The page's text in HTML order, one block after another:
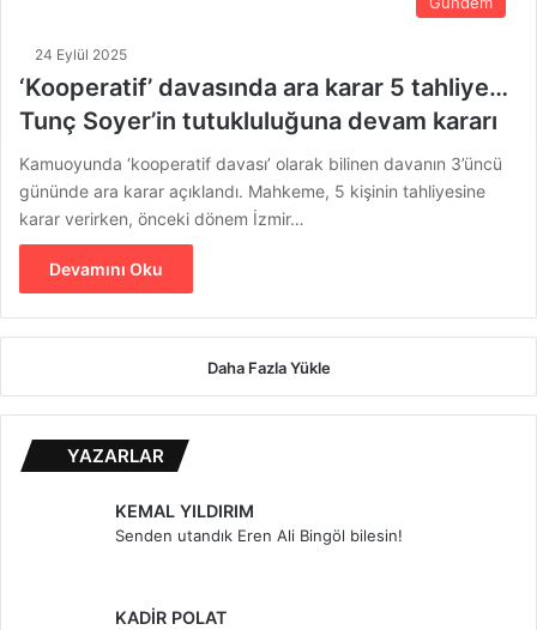
24 Eylül 2025
‘Kooperatif’ davasında ara karar 5 tahliye…
Tunç Soyer’in tutukluluğuna devam kararı
Kamuoyunda ‘kooperatif davası’ olarak bilinen davanın 3’üncü
gününde ara karar açıklandı. Mahkeme, 5 kişinin tahliyesine
karar verirken, önceki dönem İzmir…
Devamını Oku
Daha Fazla Yükle
YAZARLAR
KEMAL YILDIRIM
Senden utandık Eren Ali Bingöl bilesin!
KADİR POLAT